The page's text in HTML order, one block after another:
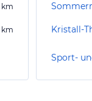
km
km Kristall-